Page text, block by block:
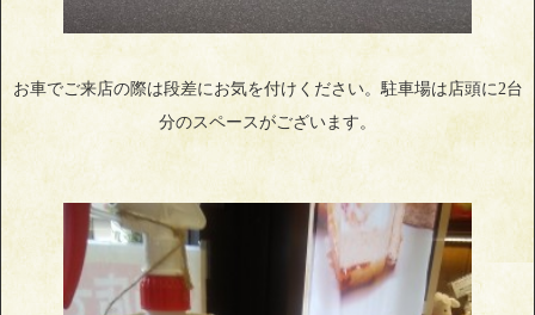
お車でご来店の際は段差にお気を付けください。駐車場は店頭に2台
分のスペースがございます。